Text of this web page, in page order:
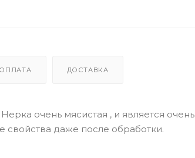
ОПЛАТА ДОСТАВКА
очень мясистая , и является
свойства даже после обработки.